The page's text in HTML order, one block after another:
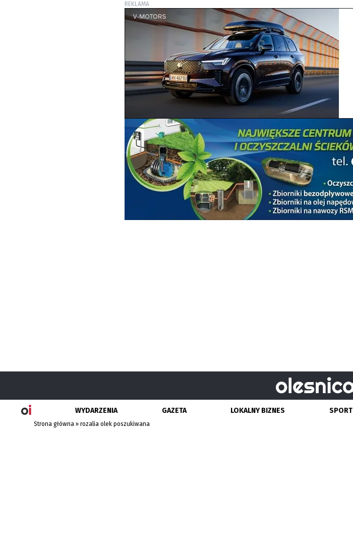
REKLAMA
WYDARZENIA GAZETA LOKALNY BIZNES SPORT
Strona główna »rozalia olek poszukiwana